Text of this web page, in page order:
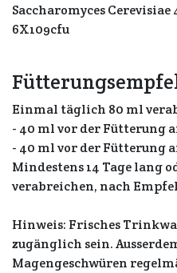
Saccharomyces Cerevisiae
6X109cfu
Einmal täglich 80 ml
- 40 ml vor der Fütterung
- 40 ml vor der Fütterung
Mindestens 14 Tage lang
verabreichen, nach
Hinweis: Frisches
zugänglich sein.
Magengeschwüren